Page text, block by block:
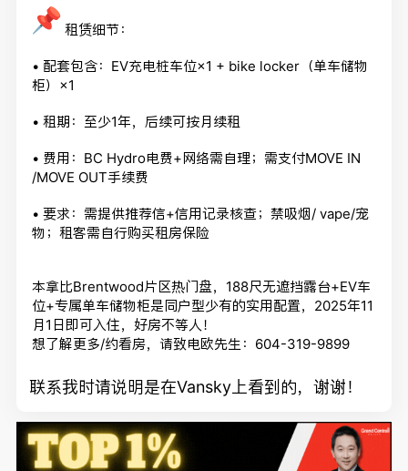
租赁细节：
• 配套包含：EV充电桩车位×1 + bike locker（单车储物
柜）×1
• 租期：至少1年，后续可按月续租
• 费用：BC Hydro电费+网络需自理；需支付MOVE IN
/MOVE OUT手续费
• 要求：需提供推荐信+信用记录核查；禁吸烟/ vape/宠
物；租客需自行购买租房保险
本拿比Brentwood片区热门盘，188尺无遮挡露台+EV车
位+专属单车储物柜是同户型少有的实用配置， 2025年11
月1日即可入住，好房不等人！
想了解更多/约看房，请致电欧先生：604-319-9899
联系我时请说明是在Vansky上看到的，谢谢！